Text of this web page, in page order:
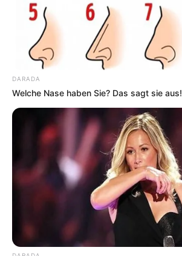
DARADA
Welche Nase haben Sie? Das sagt sie aus!